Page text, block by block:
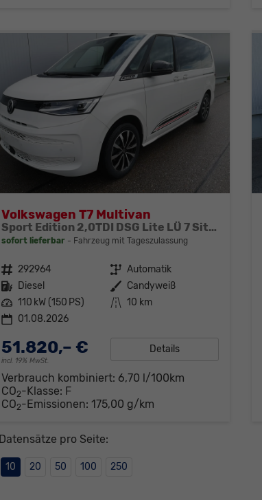
Volkswagen T7 Multivan
Sport Edition 2,0TDI DSG Lite LÜ 7 Sitzer
sofort lieferbar Fahrzeug mit Tageszulassung
Fahrzeugnr. 292964 Getriebe Automatik
Kraftstoff Diesel Außenfarbe Candyweiß
Leistung 110 kW (150 PS) Kilometerstand 10 km
01.08.2026
51.820,– €
incl. 19% MwSt.
Details
Verbrauch kombiniert: 6,70 l/100km
CO2-Klasse: F
CO2-Emissionen: 175,00 g/km
Datensätze pro Seite:
10 20 50 100 250